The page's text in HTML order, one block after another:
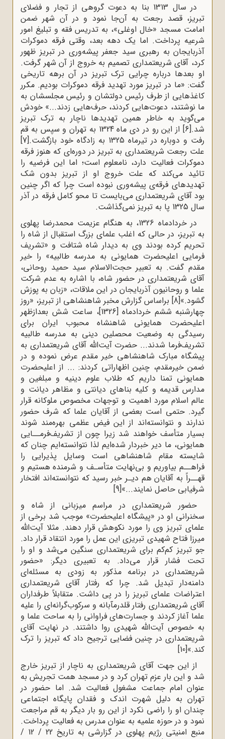
در سال 1313 بنا به دعوت گروهی از تجار و فضلای
تبریز، قصد رجعت به آن‌جا نمود و در آن شهر ضمن
امامت مسجد «خال اوغلی»، به تدریس فقه و تبلیغ امور
شرعیه پرداخت. اما یک دهه بعد، وقتی فرقه‌‌ دموکرات
آذربایجان‌ به‌ رهبری‌ سید جعفر پیشه‌وری در تبریز ظهور
کرد، آقای شریعتمداری تصمیم به خروج از آن شهر گرفت.
او بعدها درباره چرایی ترک تبریز در آن برهه تاریخی
گفت: «ما در تبریز مورد تهدید فرقه‌ دموکرات بودیم. مکرر
کاغذهایی از طرف رئیس دولتشان و رئیس مجلسشان به
ما نوشتند، دعوت‌هایی کردند، حرف‌هایی زدند...» خودش
می‌گوید به خاطر همین تهدیدها ناچار به ترک تبریز
شد.[6]
از این رو در دی ماه 1324 به تهران‌ و سپس‌ به‌ قم‌
رفت و دوباره در تیرماه 1325 به زادگاه خود بازگشت.
[7]
علت رجعت شریعتمداری به تبریز در دوره‌ای که هنوز فرقه
دموکرات فعالیت دارد، نامعلوم است؛ اما این فرضیه را
تائید می‌کند که علت خروج او از تبریز بدون شک
تهدیدهای فرقه‌ی پیشه‌وری نبوده است چرا که اگر چنین
بود آقای شریعتمداری می‌بایست تا محو کامل فرقه در آذر
سال 1325 پا به تبریز نمی‌گذاشت.
در خردادماه 1326، به هنگام عزیمت محمدرضا پهلوی
به تبریز، در حالی‌ که اغلب علمای بزرگ استقبال از شاه را
تحریم کرده بودند وی به دیدار شاه شتافت و «تشریف
‌فرمایی اعلیحضرت همایونی به مدرسه‌ طالبیه» را خیر
مقدم گفت. به تعبیر حجت‌الاسلام سید حمید روحانی،
آقای شریعتمداری در حضور شاه، با اشاره به عدم شرکت
علما و روحانیون آذربایجان در این ملاقات، «زبان به پوزش
گشود.»[8] براساس گزارش مخبر شاهنشاهی از تبریز، «روز
چهارشنبه ششم خردادماه [1326]، ساعت شش بعدازظهر
اعلیحضرت همایونی شاهنشاه محبوب ایران برای
رسیدگی به وضعیت محصلین دینی به مدرسه طالبیه
تشریف‌فرما شدند... حضرت آیت‌الله آقای شریعتمداری به
پیشگاه مبارک شاهنشاهی خیر مقدم عرض نموده و در
ضمن خیرمقدم، چنین اظهاراتی کردند: ... از اعلیحضرت
همایونی تمنا داریم که طلاب علوم دینیه و مبلغین و
مدارس قدیمه و کلیه بناهای دیانتی و مظاهر دیانت و
عالم اسلام مورد اهمیت و توجهات مخصوص ملوکانه قرار
گیرد. حتمی است بعضی از آقایان علما که شرف حضور
ندارند و نتوانسته‌اند از این فیض عظمی بهره‌مند شوند
بسیار متأسف خواهند شد زیرا چون از تشریف‌‌فرمــایی
همایونی، ما دیر خبردار شده‌ایم لذا نتوانسته‌ایم چنان که
شایسته‌ مقام شاهنشاهی است وسایل پذیرایی را
فراهــم بیاوریم و بی‌نهایت متأسـف و شرمنده هستیم و
قهــراً به آقایان هم دیـر خبر رسید که نتوانسته‌اند افتخار
شرفیابی حاصل نمایند...»[9]
حضور شریعتمداری در مراسم میزبانی از شاه و
سخنرانی او در «پیشگاه اعلیحضرت» موجب شد برخی از
علمای تبریز وی را مورد نکوهش قرار دهند. مثلا آیت‌الله
میرزا فتاح شهیدی تبریزی این عمل را مورد انتقاد قرار داد.
جو تبریز کم‌کم برای شریعتمداری سنگین می‌شد و او را
تحت فشار قرار می‌داد. به تعبیری دیگر: «حضور
شریعتمداری در برنامه مذکور به زودی به مسئله‌ای
دامنه‌دار تبدیل شد. چرا که رفتار آقای شریعتمداری
اعتراضات علمای تبریز را در پی داشت. متقابلاً طرفداران
آقای شریعتمداری رفتار قلدرمآبانه و سرکوب‌گرانه‌ای را علیه
علما آغاز کردند و جسارت‌های فراوانی را به ساحت علما و
به خصوص آیت‌الله شهیدی روا داشتند. در نهایت آقای
شریعتمداری در چنین فضایی ترجیح داد که تبریز را ترک
کند.»[10]
از این جهت آقای شریعتمداری به ‌ناچار از تبریز خارج
شد و این ‌بار عزم تهران کرد و در مسجد همت تجریش به
عنوان امام جماعت مشغول فعالیت شد. اما حضور در
تهران به دلیل شهرت اندک و فقدان پایگاه اجتماعی
چندان او را راضی نکرد از این ‌رو بار دیگر به قم مراجعت
نمود و در حوزه علمیه به عنوان مدرس به فعالیت پرداخت.
منبع امنیتی رژیم پهلوی در گزارشی به تاریخ 22 / 12 /